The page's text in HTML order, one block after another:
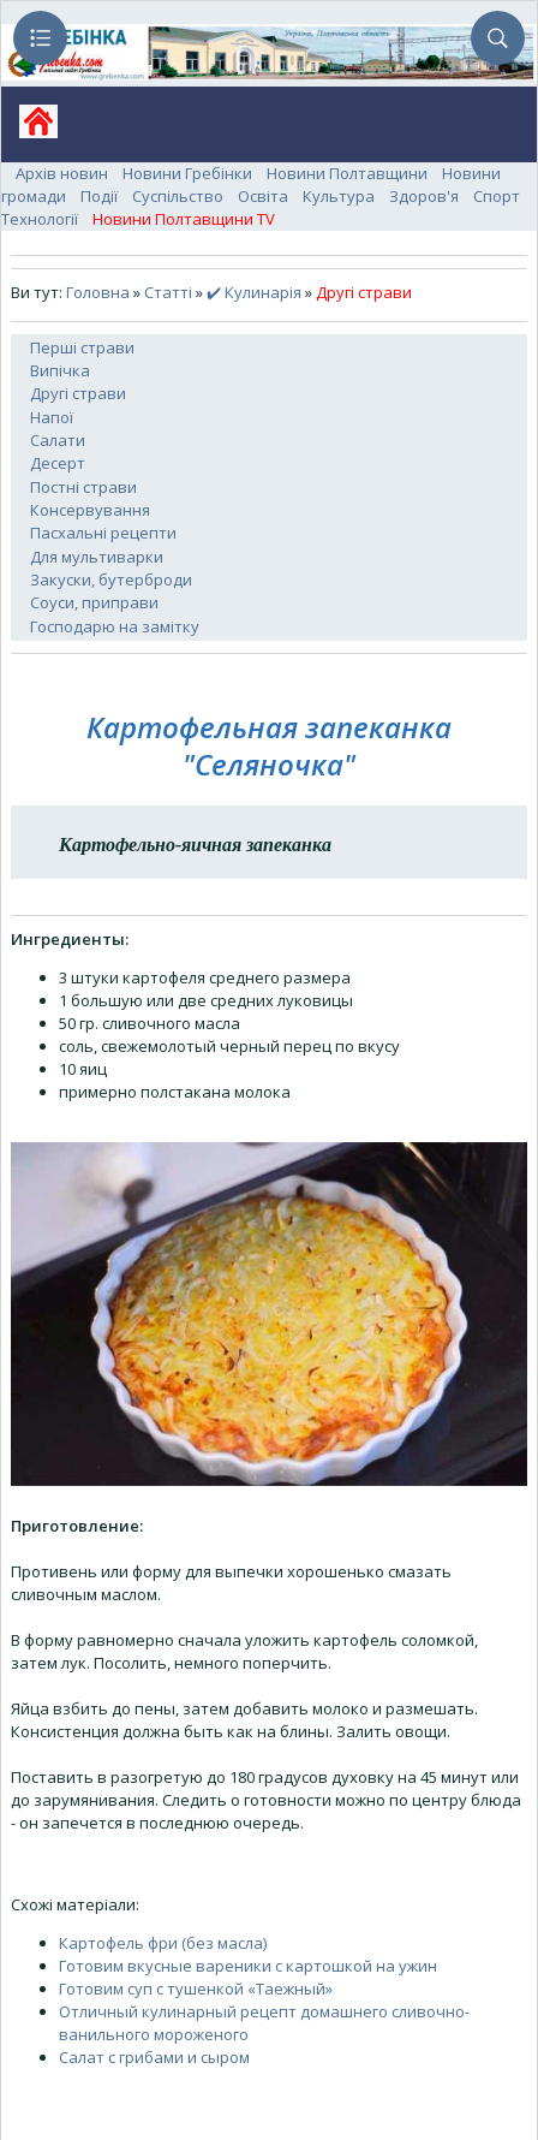
Архів новин Новини Гребінки Новини Полтавщини
Новини
громади
Події Суспільство Освіта Культура Здоров'я
Спорт
Технології
Новини Полтавщини TV
Ви тут: Головна » Статті »✔️ Кулинарія » Другі страви
Перші страви
Випічка
Другі страви
Напої
Салати
Десерт
Постні страви
Консервування
Пасхальні рецепти
Для мультиварки
Закуски, бутерброди
Соуси, приправи
Господарю на замітку
Картофельная запеканка
"Селяночка"
Картофельно-яичная запеканка
Ингредиенты:
3 штуки картофеля среднего размера
1 большую или две средних луковицы
50 гр. сливочного масла
соль, свежемолотый черный перец по вкусу
10 яиц
примерно полстакана молока
Приготовление:
Противень или форму для выпечки хорошенько смазать
сливочным маслом.
В форму равномерно сначала уложить картофель соломкой,
затем лук. Посолить, немного поперчить.
Яйца взбить до пены, затем добавить молоко и размешать.
Консистенция должна быть как на блины. Залить овощи.
Поставить в разогретую до 180 градусов духовку на 45 минут или
до зарумянивания. Следить о готовности можно по центру блюда
- он запечется в последнюю очередь.
Схожі матеріали:
Картофель фри (без масла)
Готовим вкусные вареники с картошкой на ужин
Готовим суп с тушенкой «Таежный»
Отличный кулинарный рецепт домашнего сливочно-
ванильного мороженого
Салат с грибами и сыром